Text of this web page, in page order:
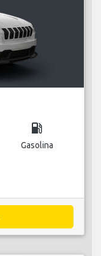
local_gas_station
Gasolina